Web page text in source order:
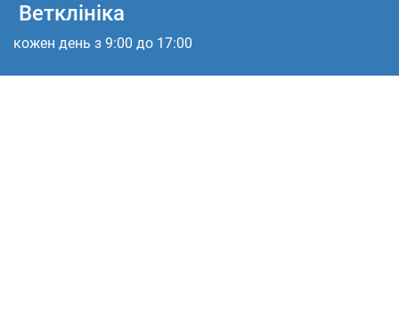
Ветклініка
кожен день з 9:00 до 17:00